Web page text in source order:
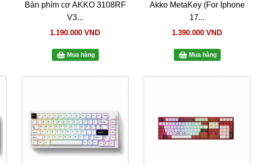
Bàn phím cơ AKKO 3108RF
V3...
1.190.000 VND
Mua hàng
Akko MetaKey (For Iphone
17...
1.390.000 VND
Mua hàng